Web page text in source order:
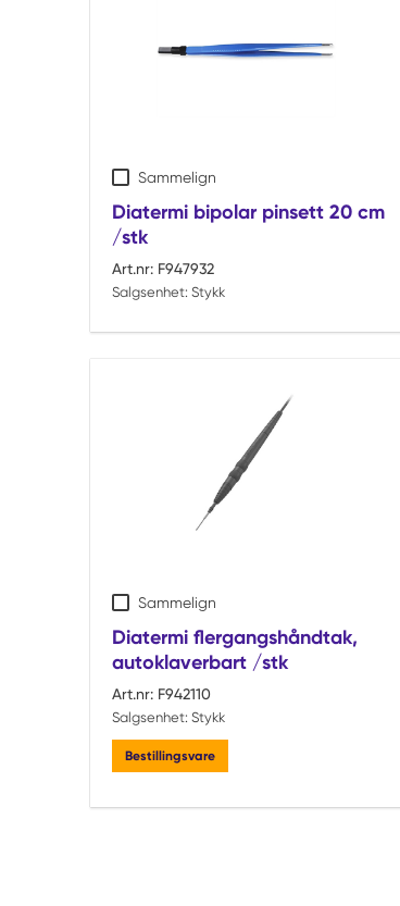
Sammelign
Diatermi bipolar pinsett 20 cm
/stk
Art.nr: F947932
Salgsenhet: Stykk
Sammelign
Diatermi flergangshåndtak,
autoklaverbart /stk
Art.nr: F942110
Salgsenhet: Stykk
Bestillingsvare